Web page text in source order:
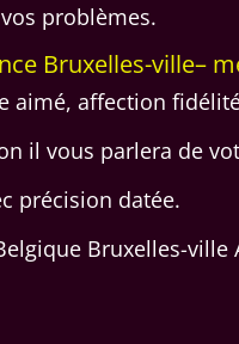
problèmes.
Bruxelles-ville–
aimé, affection
il vous parlera de
précision datée.
Bruxelles-ville